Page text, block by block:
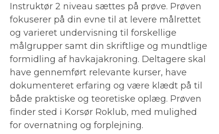
Instruktør 2 niveau sættes på prøve. Prøven
fokuserer på din evne til at levere målrettet
og varieret undervisning til forskellige
målgrupper samt din skriftlige og mundtlige
formidling af havkajakroning. Deltagere skal
have gennemført relevante kurser, have
dokumenteret erfaring og være klædt på til
både praktiske og teoretiske oplæg. Prøven
finder sted i Korsør Roklub, med mulighed
for overnatning og forplejning.